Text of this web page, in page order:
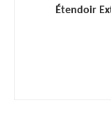
Étendoir